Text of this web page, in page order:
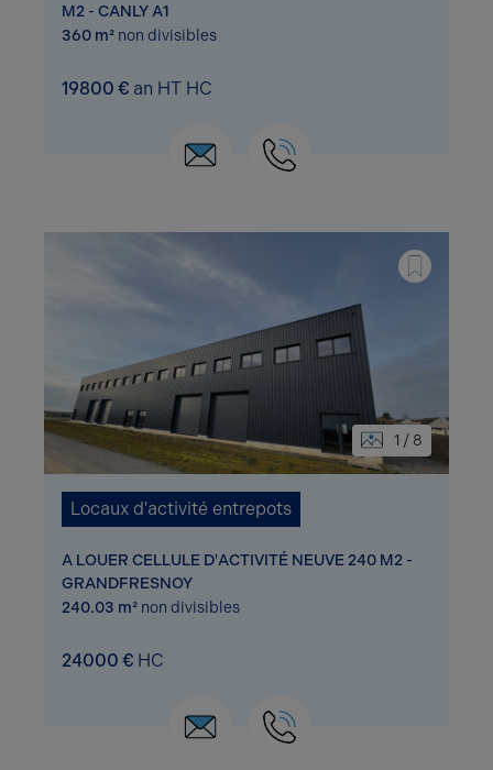
M2 - CANLY A1
360 m² non divisibles
19800 € an HT HC
1 / 8
Locaux d'activité entrepots
A LOUER CELLULE D'ACTIVITÉ NEUVE 240 M2 -
GRANDFRESNOY
240.03 m² non divisibles
24000 € HC